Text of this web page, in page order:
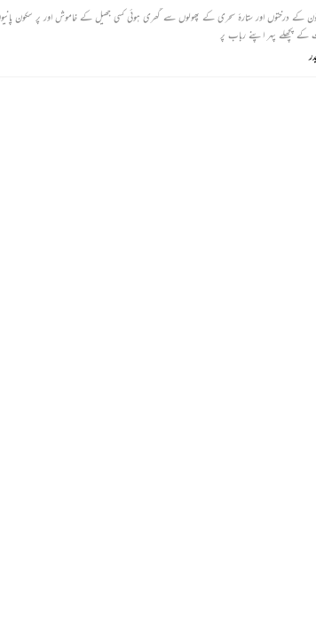
کے درختوں اور ستارۂ سحری کے پھولوں سے گھری ہوئی کسی جھیل کے خاموش اور پر سکون پانیوں
پچھلے پہر اپنے رباب پر